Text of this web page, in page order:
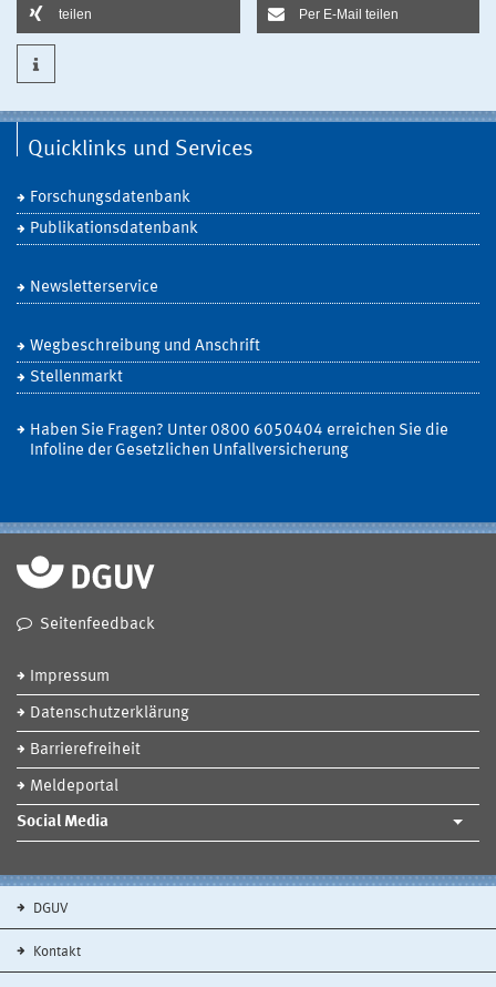
teilen Per E-Mail teilen
Quicklinks und Services
Forschungsdatenbank
Publikationsdatenbank
Newsletterservice
Wegbeschreibung und Anschrift
Stellenmarkt
Haben Sie Fragen? Unter 0800 6050404 erreichen Sie die
Infoline der Gesetzlichen Unfallversicherung
Seitenfeedback
Impressum
Datenschutzerklärung
Barrierefreiheit
Meldeportal
Social Media
DGUV
Kontakt